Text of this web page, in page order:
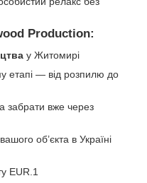
Production:
у Житомирі
етапі — від розпилю до
вже через
об’єкта в Україні
EUR.1